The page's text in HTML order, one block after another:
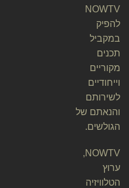
NOWTV
להפיק
במקביל
תכנים
מקוריים
וייחודיים
לשירותם
והנאתם של
הגולשים.
NOWTV,
ערוץ
הטלוויזיה